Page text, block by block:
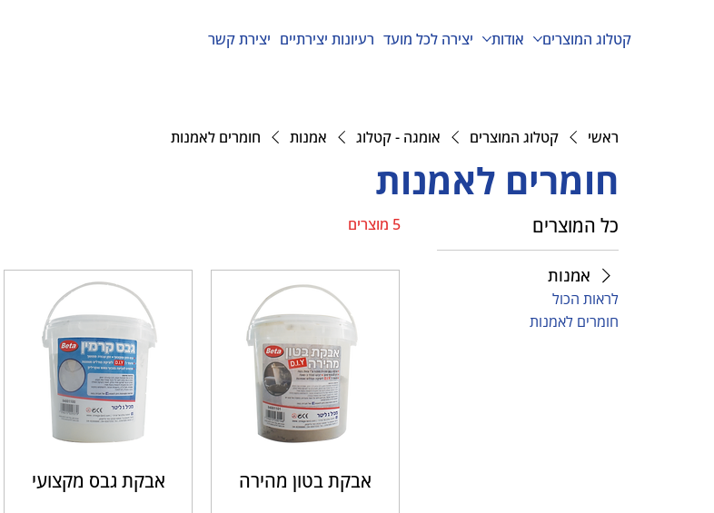
קטלוג המוצרים אודות יצירה לכל מועד רעיונות יצירתיים יצירת קשר
ראשי קטלוג המוצרים אומגה - קטלוג אמנות חומרים לאמנות
חומרים לאמנות
כל המוצרים
אמנות
לראות הכול
חומרים לאמנות
5 מוצרים
אבקת בטון מהירה אבקת גבס מקצועי